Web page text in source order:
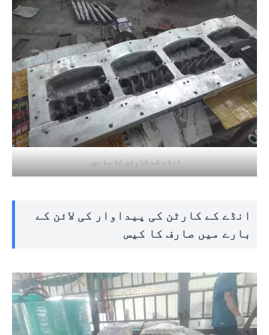
انڈے کے کارٹن کا سانچہ
انڈے کے کارٹن کی پیداوار کی لائن کے
بارے میں صارف کا کیس